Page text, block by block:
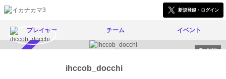
新規登録・ログイン
プレイヤー チーム イベント
678
ihccob_docchi